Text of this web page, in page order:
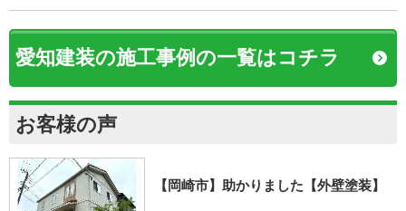
愛知建装の施工事例の一覧はコチラ
お客様の声
【岡崎市】助かりました【外壁塗装】